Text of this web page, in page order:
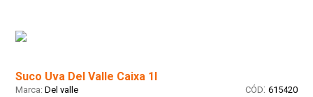
Suco Uva Del Valle Caixa 1l
Del valle : 615420